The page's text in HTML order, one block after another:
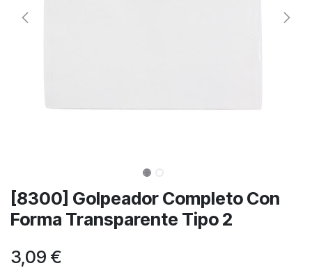
[8300] Golpeador Completo Con
Forma Transparente Tipo 2
3,09 €